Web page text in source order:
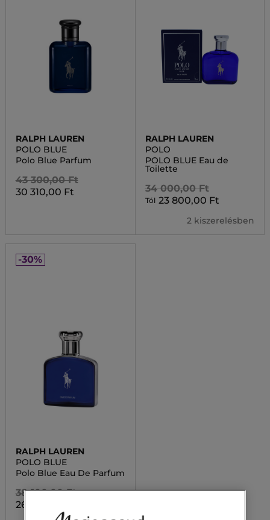
RALPH LAUREN
POLO BLUE
Polo Blue Parfum
43 300,00 Ft
30 310,00 Ft
RALPH LAUREN
POLO
POLO BLUE Eau de
Toilette
34 000,00 Ft
Tól 23 800,00 Ft
2 kiszerelésben
-30%
RALPH LAUREN
POLO BLUE
Polo Blue Eau De Parfum
38 100,00 Ft
26 670,00 Ft